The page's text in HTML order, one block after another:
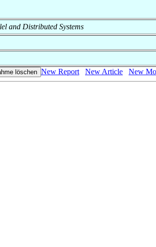
and Distributed Systems
New Report
New Article New